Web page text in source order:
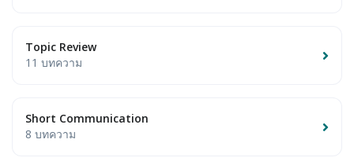
Topic Review
11 บทความ
Short Communication
8 บทความ